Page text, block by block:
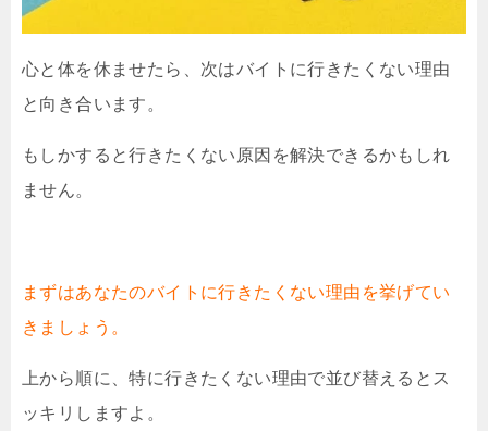
心と体を休ませたら、次はバイトに行きたくない理由
と向き合います。
もしかすると行きたくない原因を解決できるかもしれ
ません。
まずはあなたのバイトに行きたくない理由を挙げてい
きましょう。
上から順に、特に行きたくない理由で並び替えるとス
ッキリしますよ。